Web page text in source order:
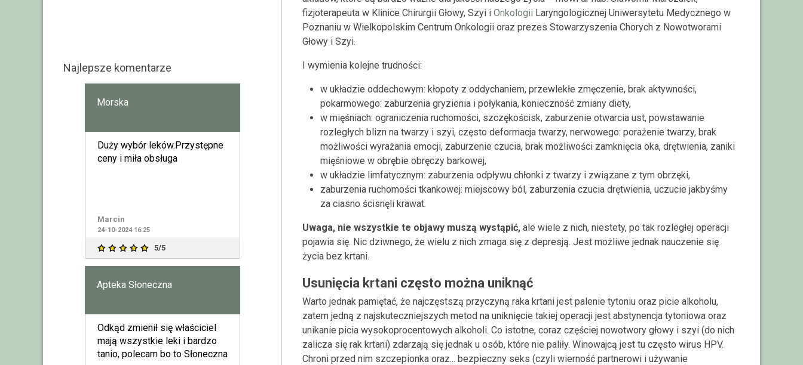
fizjoterapeuta w Klinice Chirurgii Głowy, Szyi i Onkologii Laryngologicznej Uniwersytetu Medycznego w
Poznaniu w Wielkopolskim Centrum Onkologii oraz prezes Stowarzyszenia Chorych z Nowotworami
Głowy i Szyi.
I wymienia kolejne trudności:
w układzie oddechowym: kłopoty z oddychaniem, przewlekłe zmęczenie, brak aktywności,
pokarmowego: zaburzenia gryzienia i połykania, konieczność zmiany diety,
w mięśniach: ograniczenia ruchomości, szczękościsk, zaburzenie otwarcia ust, powstawanie
rozległych blizn na twarzy i szyi, często deformacja twarzy, nerwowego: porażenie twarzy, brak
możliwości wyrażania emocji, zaburzenie czucia, brak możliwości zamknięcia oka, drętwienia, zaniki
mięśniowe w obrębie obręczy barkowej,
w układzie limfatycznym: zaburzenia odpływu chłonki z twarzy i związane z tym obrzęki,
zaburzenia ruchomości tkankowej: miejscowy ból, zaburzenia czucia drętwienia, uczucie jakbyśmy
za ciasno ścisnęli krawat.
Uwaga, nie wszystkie te objawy muszą wystąpić, ale wiele z nich, niestety, po tak rozległej operacji
pojawia się. Nic dziwnego, że wielu z nich zmaga się z depresją. Jest możliwe jednak nauczenie się
życia bez krtani.
Usunięcia krtani często można uniknąć
Warto jednak pamiętać, że najczęstszą przyczyną raka krtani jest palenie tytoniu oraz picie alkoholu,
zatem jedną z najskuteczniejszych metod na uniknięcie takiej operacji jest abstynencja tytoniowa oraz
unikanie picia wysokoprocentowych alkoholi. Co istotne, coraz częściej nowotwory głowy i szyi (do nich
zalicza się rak krtani) zdarzają się jednak u osób, które nie paliły. Winowajcą jest tu często wirus HPV.
Chroni przed nim szczepionka oraz... bezpieczny seks (czyli wierność partnerowi i używanie
Najlepsze komentarze
Morska
Duży wybór leków.Przystępne
ceny i miła obsługa
Marcin
24-10-2024 16:25
5/5
Apteka Słoneczna
Odkąd zmienił się właściciel
mają wszystkie leki i bardzo
tanio, polecam bo to Słoneczna